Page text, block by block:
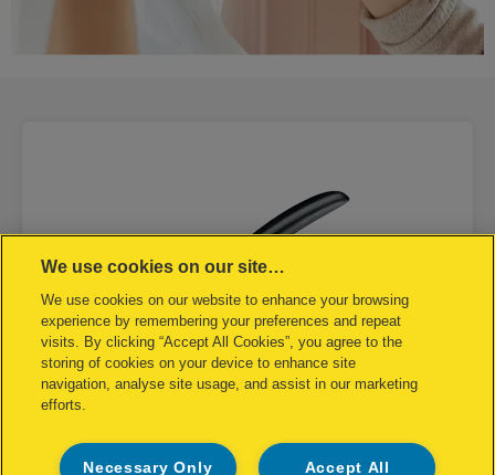
We use cookies on our site…
We use cookies on our website to enhance your browsing
experience by remembering your preferences and repeat
visits. By clicking “Accept All Cookies”, you agree to the
storing of cookies on your device to enhance site
navigation, analyse site usage, and assist in our marketing
efforts.
Accept All
Necessary Only